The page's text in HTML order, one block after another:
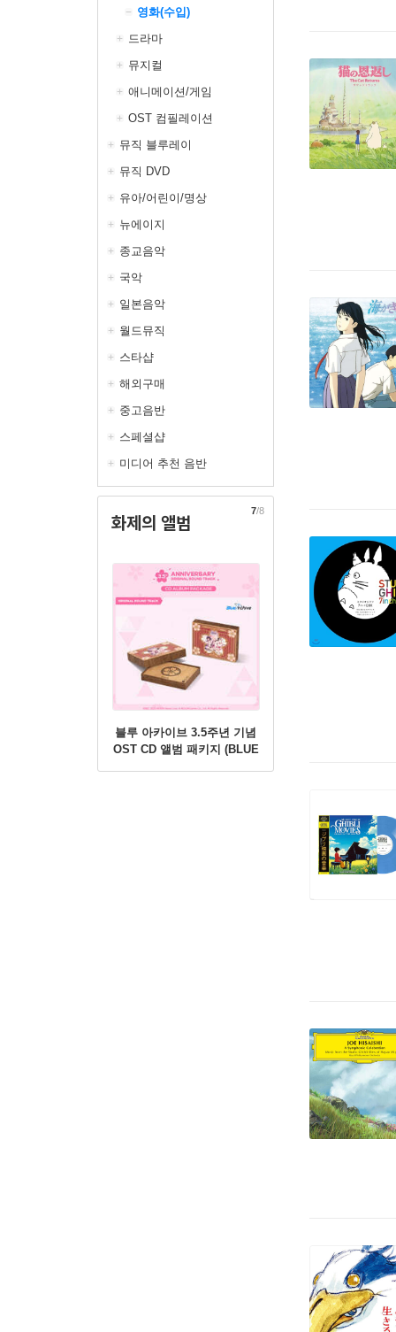
영화(수입)
드라마
뮤지컬
애니메이션/게임
OST 컴필레이션
뮤직 블루레이
뮤직 DVD
유아/어린이/명상
뉴에이지
종교음악
국악
일본음악
월드뮤직
스타샵
해외구매
중고음반
스페셜샵
미디어 추천 음반
화제의 앨범
블루 아카이브 3.5주년 기념
OST CD 앨범 패키지 (BLUE
7/8